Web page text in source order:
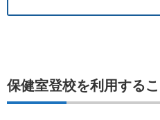
保健室登校を利用する